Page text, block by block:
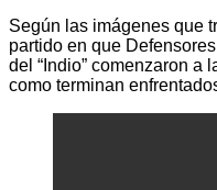
Según las imágenes que
partido en que
del “Indio” comenzaron a
como terminan